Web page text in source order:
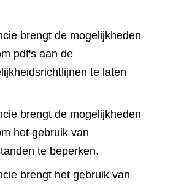
brengt de mogelijkheden
pdf's aan de
te laten
brengt de mogelijkheden
het gebruik van
te beperken.
brengt het gebruik van